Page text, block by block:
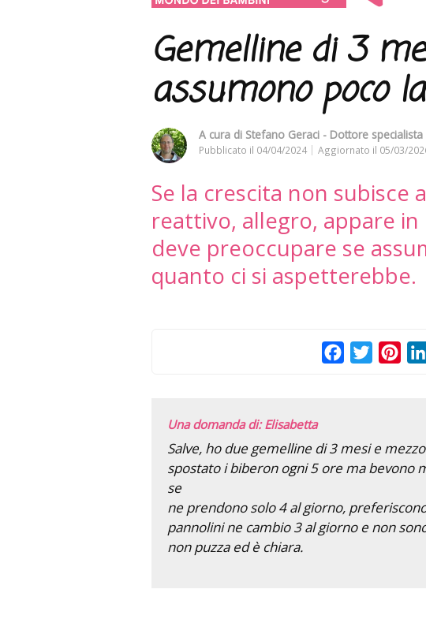
Gemelline di 3
assumono poco
A cura di Stefano Geraci - Dottore specialista
Pubblicato il 04/04/2024 Aggiornato il 05/03/
Se la crescita non subisce
reattivo, allegro, appare
deve preoccupare se
quanto ci si aspetterebbe.
FacebookTwitter
Una domanda di: Elisabetta
Salve, ho due gemelline di 3 mesi e
spostato i biberon ogni 5 ore ma bevono
se
ne prendono solo 4 al giorno,
pannolini ne cambio 3 al giorno e non
non puzza ed è chiara.